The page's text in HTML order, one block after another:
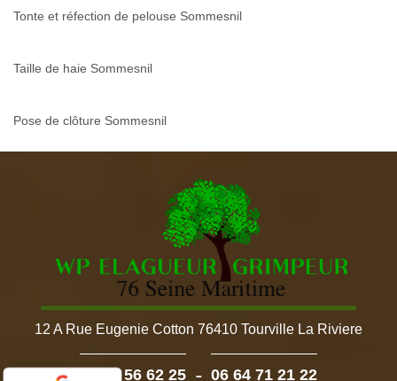
Tonte et réfection de pelouse Sommesnil
Taille de haie Sommesnil
Pose de clôture Sommesnil
12 A Rue Eugenie Cotton 76410 Tourville La Riviere
02 52 56 62 25 - 06 64 71 21 22